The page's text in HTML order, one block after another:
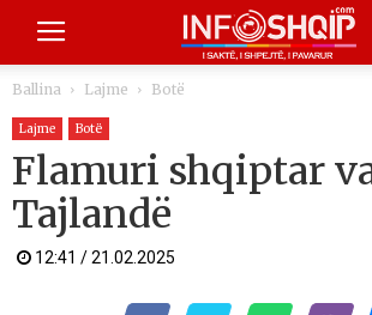
Ballina Lajme Botë
Lajme Botë
Flamuri shqiptar
Tajlandë
12:41 / 21.02.2025